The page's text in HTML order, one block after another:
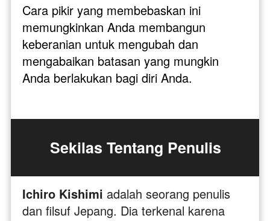
Cara pikir yang membebaskan ini
memungkinkan Anda membangun
keberanian untuk mengubah dan
mengabaikan batasan yang mungkin
Anda berlakukan bagi diri Anda.
Sekilas Tentang Penulis
Ichiro Kishimi adalah seorang penulis
dan filsuf Jepang. Dia terkenal karena